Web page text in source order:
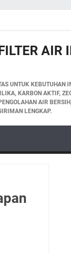
AIR
UNTUK KEBUTUHAN
KARBON AKTIF,
AIR
LENGKAP.